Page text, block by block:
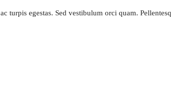
turpis egestas. Sed vestibulum orci quam.